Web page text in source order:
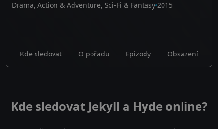
Drama, Action & Adventure, Sci-Fi & Fantasy 2015
Kde sledovat O pořadu Epizody Obsazení
Kde sledovat Jekyll a Hyde online?